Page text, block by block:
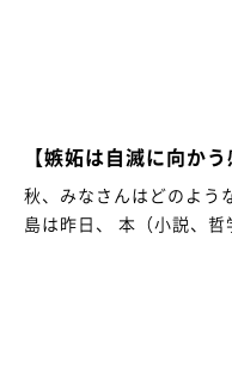
【嫉妬は自滅に向かう
秋、みなさんはどのよ
島は昨日、 本（小説、哲